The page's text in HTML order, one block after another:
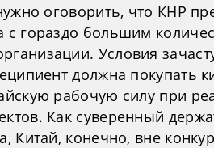
оговорить, что КНР
с гораздо большим
Условия
должна покупать
рабочую силу при
Как суверенный
Китай, конечно, вне